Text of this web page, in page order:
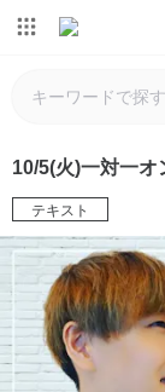
10/5(火)一対一
テキスト